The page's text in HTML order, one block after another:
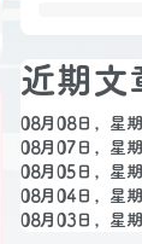
近期文
08月08日，星
08月07日，星
08月05日，星
08月04日，星
08月03日，星